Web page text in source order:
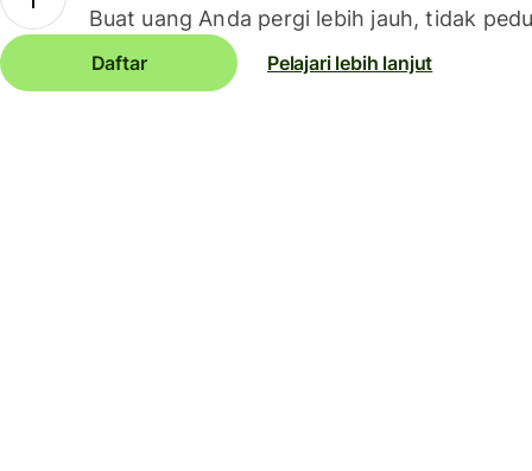
Buat uang Anda pergi lebih jauh, tidak
Daftar Pelajari lebih lanjut